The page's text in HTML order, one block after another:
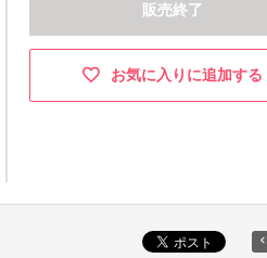
販売終了
お気に入りに追加する